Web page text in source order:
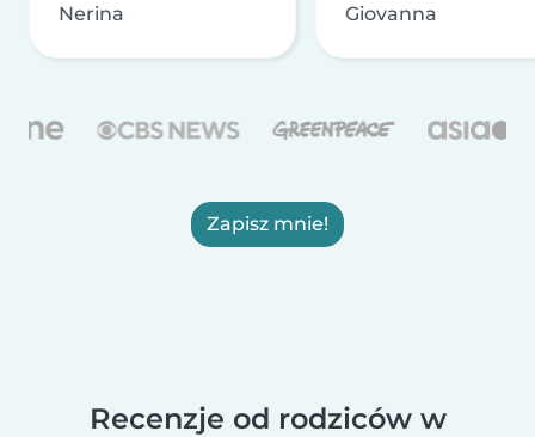
Nerina Giovanna
Zapisz mnie!
Recenzje od rodziców w